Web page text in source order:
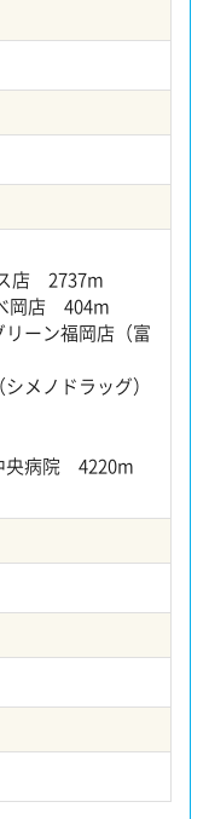
店 2737m
岡店 404m
ーン福岡店（富
メノドラッグ）
央病院 4220m